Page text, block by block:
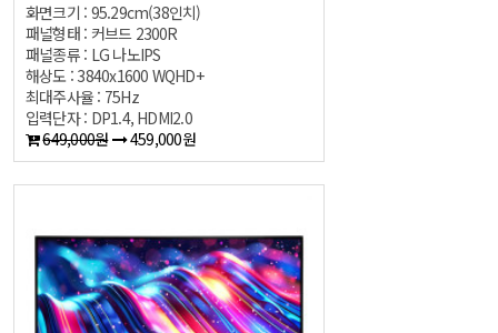
화면크기 : 95.29cm(38인치)
패널형태 : 커브드 2300R
패널종류 : LG 나노IPS
해상도 : 3840x1600 WQHD+
최대주사율 : 75Hz
입력단자 : DP1.4, HDMI2.0
649,000원
459,000원